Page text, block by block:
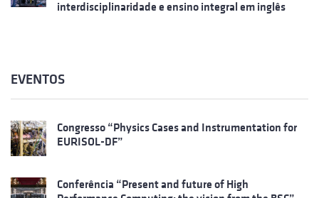
interdisciplinaridade e ensino integral em inglês
EVENTOS
Congresso “Physics Cases and Instrumentation for
EURISOL-DF”
Conferência “Present and future of High